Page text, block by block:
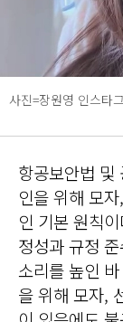
사진=장원영 인스타
항공보안법 및
인을 위해 모
인 기본 원칙
정성과 규정
소리를 높인
을 위해 모자,